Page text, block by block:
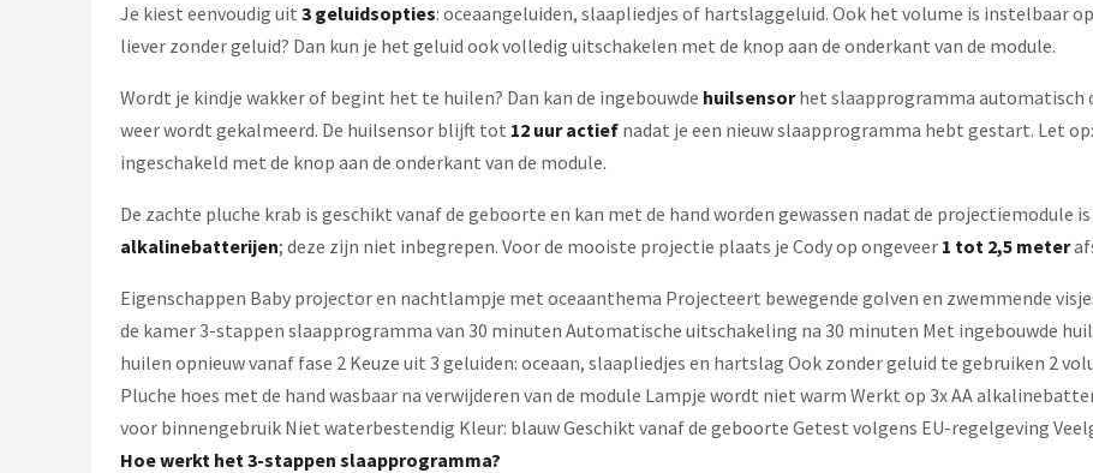
Countryfield
Alle merken →
Je kiest eenvoudig uit 3 geluidsopties: oceaangeluiden, slaapliedjes of hartslaggeluid. Ook het volume is instelbaar
liever zonder geluid? Dan kun je het geluid ook volledig uitschakelen met de knop aan de onderkant van de module.
Wordt je kindje wakker of begint het te huilen? Dan kan de ingebouwde huilsensorhet slaapprogramma automatisch
weer wordt gekalmeerd. De huilsensor blijft tot 12 uur actief nadat je een nieuw slaapprogramma hebt gestart. Let
ingeschakeld met de knop aan de onderkant van de module.
De zachte pluche krab is geschikt vanaf de geboorte en kan met de hand worden gewassen nadat de projectiemodule
alkalinebatterijen; deze zijn niet inbegrepen. Voor de mooiste projectie plaats je Cody op ongeveer 1 tot 2,5 meter
Eigenschappen Baby projector en nachtlampje met oceaanthema Projecteert bewegende golven en zwemmende
de kamer 3-stappen slaapprogramma van 30 minuten Automatische uitschakeling na 30 minuten Met ingebouwde
huilen opnieuw vanaf fase 2 Keuze uit 3 geluiden: oceaan, slaapliedjes en hartslag Ook zonder geluid te gebruiken 2
Pluche hoes met de hand wasbaar na verwijderen van de module Lampje wordt niet warm Werkt op 3x AA
voor binnengebruik Niet waterbestendig Kleur: blauw Geschikt vanaf de geboorte Getest volgens EU-regelgeving
Hoe werkt het 3-stappen slaapprogramma?